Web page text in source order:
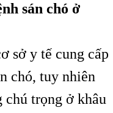
sán chó ở
sở y tế cung cấp
chó, tuy nhiên
chú trọng ở khâu